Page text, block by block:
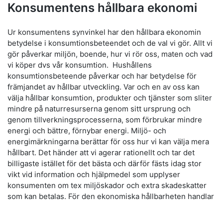
Konsumentens hållbara ekonomi
Ur konsumentens synvinkel har den hållbara ekonomin
betydelse i konsumtionsbeteendet och de val vi gör. Allt vi
gör påverkar miljön, boende, hur vi rör oss, maten och vad
vi köper dvs vår konsumtion. Hushållens
konsumtionsbeteende påverkar och har betydelse för
främjandet av hållbar utveckling. Var och en av oss kan
välja hållbar konsumtion, produkter och tjänster som sliter
mindre på naturresurserna genom sitt ursprung och
genom tillverkningsprocesserna, som förbrukar mindre
energi och bättre, förnybar energi. Miljö- och
energimärkningarna berättar för oss hur vi kan välja mera
hållbart. Det händer att vi agerar rationellt och tar det
billigaste istället för det bästa och därför fästs idag stor
vikt vid information och hjälpmedel som upplyser
konsumenten om tex miljöskador och extra skadeskatter
som kan betalas. För den ekonomiska hållbarheten handlar